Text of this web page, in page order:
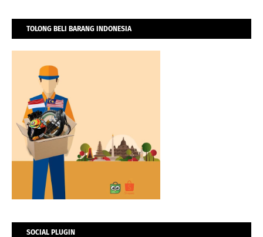
TOLONG BELI BARANG INDONESIA
SOCIAL PLUGIN